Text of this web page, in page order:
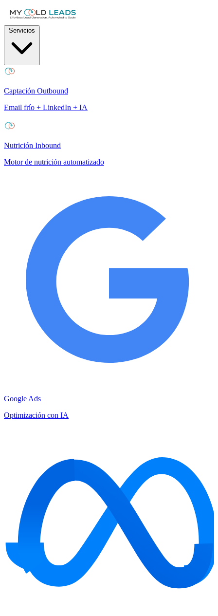
Captación Outbound
Email frío + LinkedIn + IA
Nutrición Inbound
Motor de nutrición automatizado
Google Ads
Optimización con IA